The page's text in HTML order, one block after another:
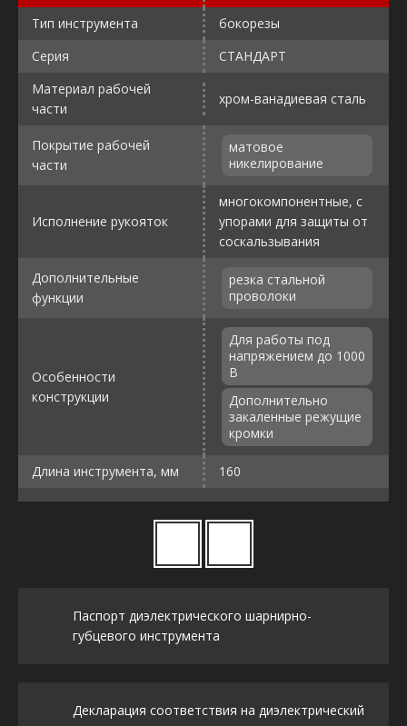
Тип инструмента
бокорезы
Серия
СТАНДАРТ
Материал рабочей
части
хром-ванадиевая сталь
Покрытие рабочей
части
матовое
никелирование
Исполнение рукояток
многокомпонентные, с
упорами для защиты от
соскальзывания
Дополнительные
функции
резка стальной
проволоки
Особенности
конструкции
Для работы под
напряжением до 1000
В
Дополнительно
закаленные режущие
кромки
Длина инструмента, мм 160
Паспорт диэлектрического шарнирно-
губцевого инструмента
Декларация соответствия на диэлектрический